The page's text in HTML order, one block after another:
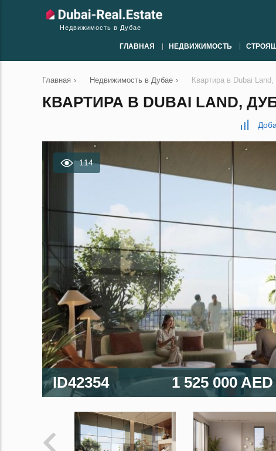
Недвижимость в Дубае
ГЛАВНАЯ НЕДВИЖИМОСТЬ
Главная › Недвижимость в Дубае › Квартира в Dubai
КВАРТИРА В DUBAI LAND,
114
ID42354 1 525 000 AED